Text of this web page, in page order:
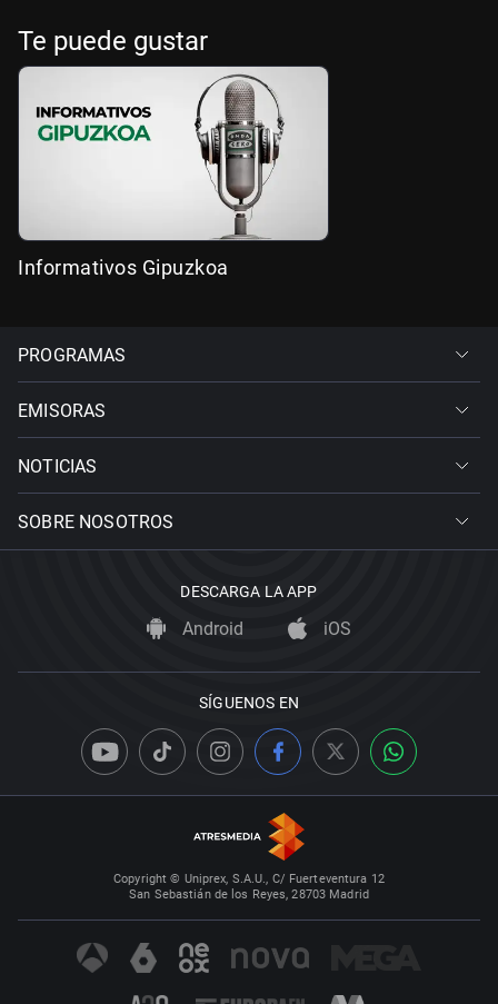
Te puede gustar
Informativos Gipuzkoa
PROGRAMAS
EMISORAS
NOTICIAS
SOBRE NOSOTROS
DESCARGA LA APP
Android iOS
SÍGUENOS EN
Copyright © Uniprex, S.A.U., C/ Fuerteventura 12
San Sebastián de los Reyes, 28703 Madrid